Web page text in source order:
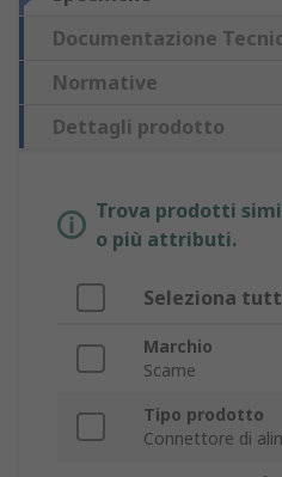
Documentazione
Normative
Dettagli prodotto
Trova prodotti
o più attributi.
Seleziona
Marchio
Scame
Tipo prodotto
Connettore di